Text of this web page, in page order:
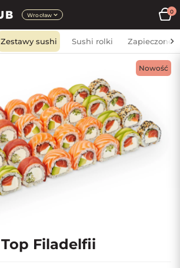
Wrocław
0
Zestawy sushi Sushi rolki Zapieczone
Nowość
Top Filadelfii